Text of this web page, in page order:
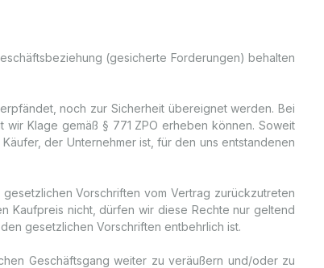
(gesicherte Forderungen) behalten
noch zur Sicherheit übereignet werden. Bei
Klage gemäß § 771 ZPO erheben können. Soweit
der Unternehmer ist, für den uns entstandenen
Vorschriften vom Vertrag zurückzutreten
Kaufpreis nicht, dürfen wir diese Rechte nur geltend
gesetzlichen Vorschriften entbehrlich ist.
Geschäftsgang weiter zu veräußern und/oder zu